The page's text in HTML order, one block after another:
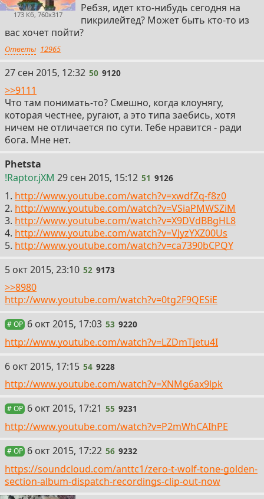
173 Кб, 760x317
Ребзя, идет кто-нибудь сегодня на
пикрилейтед? Может быть кто-то из
вас хочет пойти?
Ответы 12965
50
27 сен 2015, 12:32 50 9120
>>9111
Что там понимать-то? Смешно, когда клоунягу,
которая честнее, ругают, а это типа заебись, хотя
ничем не отличается по сути. Тебе нравится - ради
бога. Мне нет.
Phetsta
!Raptor.jXM 51
29 сен 2015, 15:12 51 9126
1. http://www.youtube.com/watch?v=xwdfZq-f8z0
2. http://www.youtube.com/watch?v=VSiaPMWSZiM
3. http://www.youtube.com/watch?v=X9DVdBBgHL8
4. http://www.youtube.com/watch?v=VJyzYXZ00Us
5. http://www.youtube.com/watch?v=ca7390bCPQY
52
5 окт 2015, 23:10 52 9173
>>8980
http://www.youtube.com/watch?v=0tg2F9QESiE
# OP 53
6 окт 2015, 17:03 53 9220
http://www.youtube.com/watch?v=LZDmTjetu4I
54
6 окт 2015, 17:15 54 9228
http://www.youtube.com/watch?v=XNMg6ax9lpk
# OP 55
6 окт 2015, 17:21 55 9231
http://www.youtube.com/watch?v=P2mWhCAIhPE
# OP 56
6 окт 2015, 17:22 56 9232
https://soundcloud.com/anttc1/zero-t-wolf-tone-golden-
section-album-dispatch-recordings-clip-out-now